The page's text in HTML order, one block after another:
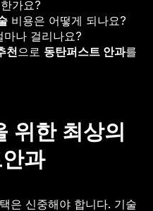
가요?
비용은 어떻게 되나요?
나 걸리나요?
천으로 동탄퍼스트 안과를
위한 최상의
과
은 신중해야 합니다. 기술